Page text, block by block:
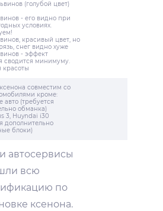
(голубой цвет)
- его видно при
условиях.
красивый цвет, но
снег видно хуже
- эффект
сводится минимуму.
красоты
совместим со
кроме:
авто (требуется
обманка)
3, Huyndai i30
дополнительно
блоки)
автосервисы
всю
по
ксенона.